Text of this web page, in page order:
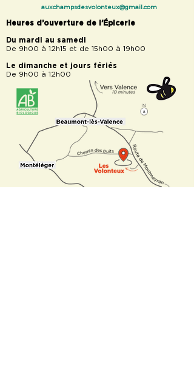
auxchampsdesvolonteux@gmail.com
Heures d’ouverture de l’Épicerie
Du mardi au samedi
De 9h00 à 12h15 et de 15h00 à 19h00
Le dimanche et jours fériés
De 9h00 à 12h00